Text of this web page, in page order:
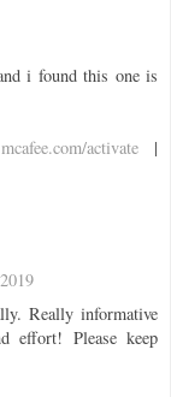
i found this one is
mcafee.com/activate |
Really informative
effort! Please keep